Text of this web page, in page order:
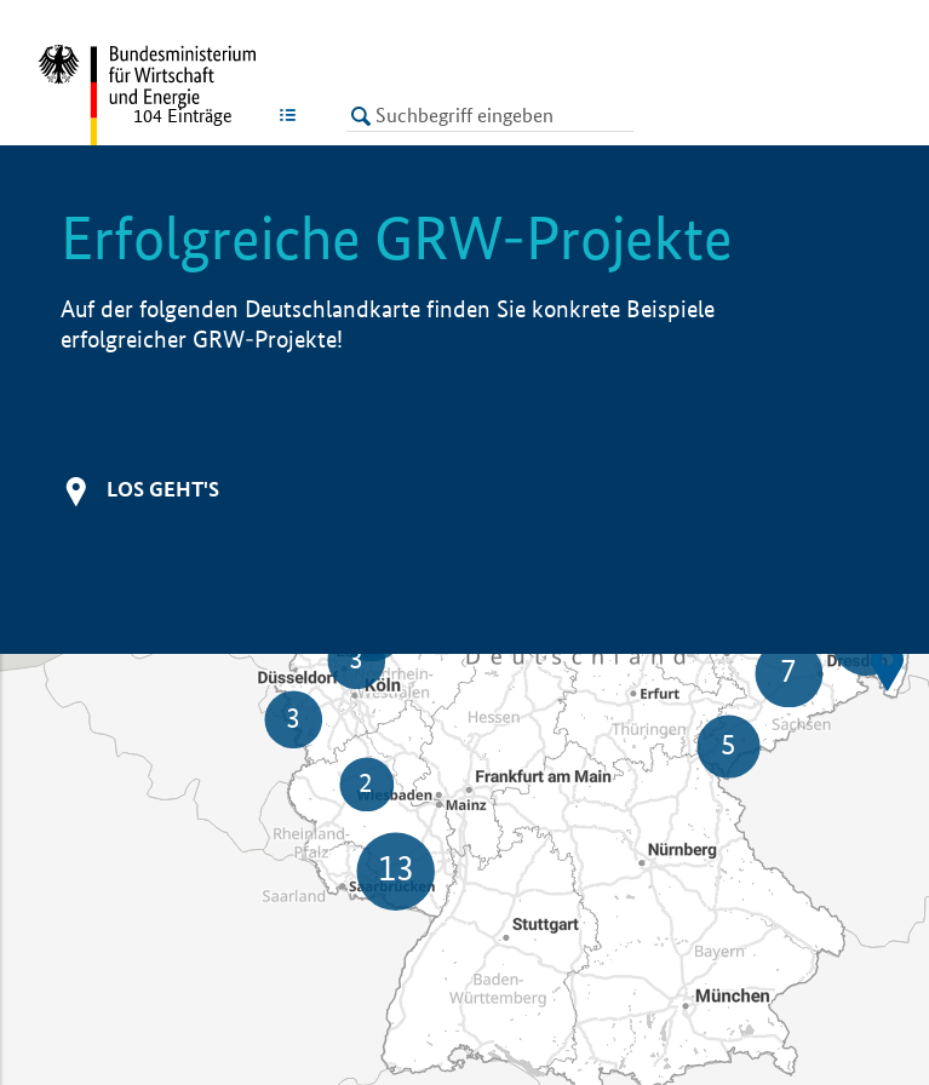
LISTE
104 Einträge
Erfolgreiche GRW-Projekte
Auf der folgenden Deutschlandkarte finden Sie konkrete Beispiele
erfolgreicher GRW-Projekte!
LOS GEHT'S